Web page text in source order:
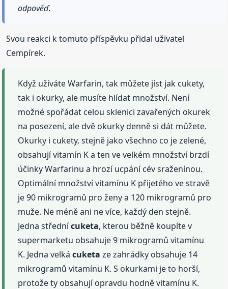
odpověď.
Svou reakci k tomuto příspěvku přidal uživatel
Cempírek.
Když užíváte Warfarin, tak můžete jíst jak cukety,
tak i okurky, ale musíte hlídat množství. Není
možné spořádat celou sklenici zavařených okurek
na posezení, ale dvě okurky denně si dát můžete.
Okurky i cukety, stejně jako všechno co je zelené,
obsahují vitamín K a ten ve velkém množství brzdí
účinky Warfarinu a hrozí ucpání cév sraženínou.
Optimální množství vitamínu K přijetého ve stravě
je 90 mikrogramů pro ženy a 120 mikrogramů pro
muže. Ne méně ani ne více, každý den stejně.
Jedna střednícuketa, kterou běžně koupíte v
supermarketu obsahuje 9 mikrogramů vitamínu
K. Jedna velkácuketa ze zahrádky obsahuje 14
mikrogramů vitamínu K. S okurkami je to horší,
protože ty obsahují opravdu hodně vitamínu K.